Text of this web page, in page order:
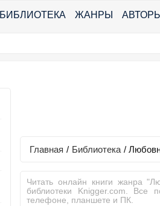
БИБЛИОТЕКА ЖАНРЫ АВТОРЫ
Главная / Библиотека /
Читать онлайн книги жанра
библиотеки Knigger.com.
телефоне, планшете и ПК.